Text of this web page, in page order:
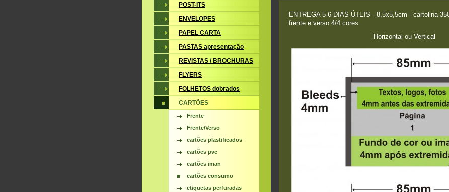
ENTREGA 5-6 DIAS ÚTEIS - 8,5x5,5cm - cartolina
frente e verso 4/4 cores
Horizontal ou Vertical
POST-ITS
ENVELOPES
PAPEL CARTA
PASTAS apresentação
REVISTAS / BROCHURAS
FLYERS
FOLHETOS dobrados
CARTÕES
Frente
Frente/Verso
cartões plastificados
cartões pvc
cartões iman
cartões consumo
etiquetas perfuradas